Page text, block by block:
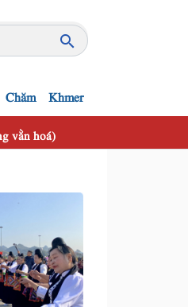
Chăm Khmer
vằn hoá)